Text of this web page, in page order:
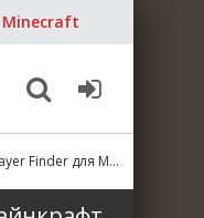
Minecraft
для Майнкрафт [26.1.2, 26.1.1, 26.1]